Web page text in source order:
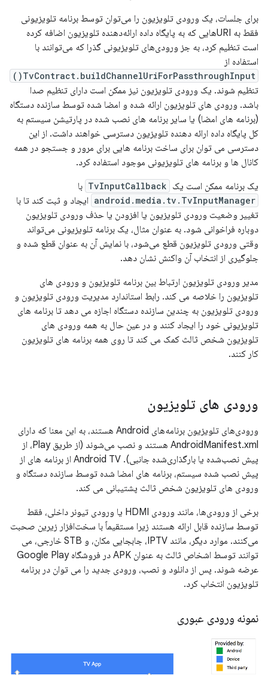
برای جلسات، یک ورودی تلویزیون را می‌توان توسط برنامه تلویزیونی
فقط به URIهایی که به پایگاه داده ارائه‌دهنده تلویزیون اضافه کرده
است تنظیم کرد، به جز ورودی‌های تلویزیونی گذرا که می‌توانند با
استفاده از
TvContract.buildChannelUriForPassthroughInput()
تنظیم شوند. یک ورودی تلویزیون نیز ممکن است دارای تنظیم صدا
باشد. ورودی های تلویزیون ارائه شده و امضا شده توسط سازنده دستگاه
(برنامه های امضا) یا سایر برنامه های نصب شده در پارتیشن سیستم به
کل پایگاه داده ارائه دهنده تلویزیون دسترسی خواهند داشت. از این
دسترسی می توان برای ساخت برنامه هایی برای مرور و جستجو در همه
کانال ها و برنامه های تلویزیونی موجود استفاده کرد.
یک برنامه ممکن است یک TvInputCallback با
android.media.tv.TvInputManager ایجاد و ثبت کند تا با
تغییر وضعیت ورودی تلویزیون یا افزودن یا حذف ورودی تلویزیون
دوباره فراخوانی شود. به عنوان مثال، یک برنامه تلویزیونی می‌تواند
وقتی ورودی تلویزیون قطع می‌شود، با نمایش آن به عنوان قطع شده و
جلوگیری از انتخاب آن واکنش نشان دهد.
مدیر ورودی تلویزیون ارتباط بین برنامه تلویزیون و ورودی های
تلویزیون را خلاصه می کند. رابط استاندارد مدیریت ورودی تلویزیون و
ورودی تلویزیون به چندین سازنده دستگاه اجازه می دهد تا برنامه های
تلویزیونی خود را ایجاد کنند و در عین حال به همه ورودی های
تلویزیون شخص ثالث کمک می کند تا روی همه برنامه های تلویزیون
کار کنند.
ورودی های تلویزیون
ورودی‌های تلویزیون برنامه‌های Android هستند، به این معنا که دارای
AndroidManifest.xml هستند و نصب می‌شوند (از طریق Play، از
پیش نصب‌شده یا بارگذاری‌شده جانبی). Android TV از برنامه های از
پیش نصب شده سیستم، برنامه های امضا شده توسط سازنده دستگاه و
ورودی های تلویزیون شخص ثالث پشتیبانی می کند.
برخی از ورودی‌ها، مانند ورودی HDMI یا ورودی تیونر داخلی، فقط
توسط سازنده قابل ارائه هستند زیرا مستقیماً با سخت‌افزار زیرین صحبت
می‌کنند. موارد دیگر، مانند IPTV، جابجایی مکان، و STB خارجی، می
توانند توسط اشخاص ثالث به عنوان APK در فروشگاه Google Play
عرضه شوند. پس از دانلود و نصب، ورودی جدید را می توان در برنامه
تلویزیون انتخاب کرد.
نمونه ورودی عبوری